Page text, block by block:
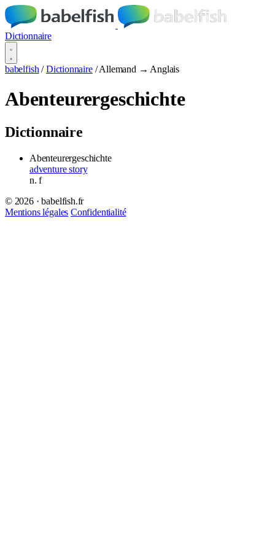
Dictionnaire
babelfish / Dictionnaire / Allemand → Anglais
Abenteurergeschichte
Dictionnaire
Abenteurergeschichte
adventure story
n.f
© 2026 · babelfish.fr
Mentions légales Confidentialité